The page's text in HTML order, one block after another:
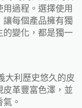
過程。選擇使用
每個產品擁有獨
變化，都是獨一
大利歷史悠久的皮
革豐富色澤，並
。